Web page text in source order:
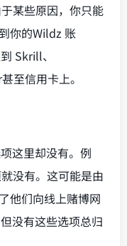
某些原因，你只能
你的Wildz 账
Skrill、
至信用卡上。
这里却没有。例
没有。这可能是由
他们向线上赌博网
没有这些选项总归